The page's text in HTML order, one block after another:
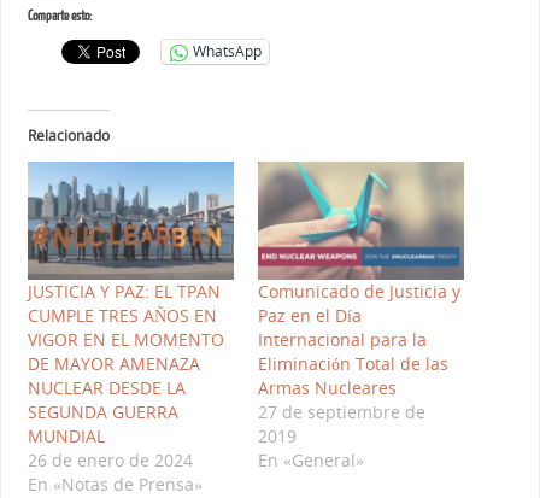
Comparte esto:
WhatsApp
Relacionado
JUSTICIA Y PAZ: EL TPAN
CUMPLE TRES AÑOS EN
VIGOR EN EL MOMENTO
DE MAYOR AMENAZA
NUCLEAR DESDE LA
SEGUNDA GUERRA
MUNDIAL
26 de enero de 2024
En «Notas de Prensa»
Comunicado de Justicia y
Paz en el Día
Internacional para la
Eliminación Total de las
Armas Nucleares
27 de septiembre de
2019
En «General»